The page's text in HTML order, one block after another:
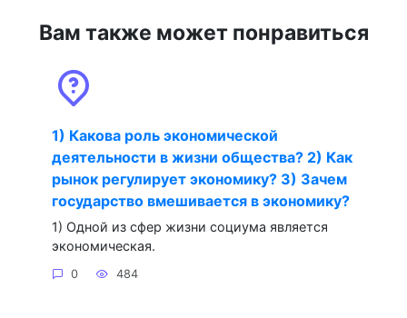
Вам также может понравиться
1) Какова роль экономической
деятельности в жизни общества? 2) Как
рынок регулирует экономику? 3) Зачем
государство вмешивается в экономику?
1) Одной из сфер жизни социума является
экономическая.
0 484